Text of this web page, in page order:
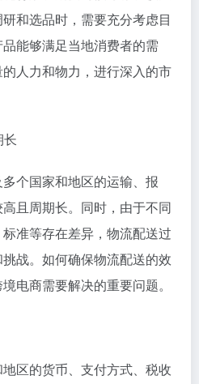
和选品时，需要充分考虑目
能够满足当地消费者的需
人力和物力，进行深入的市
长
个国家和地区的运输、报
且周期长。同时，由于不同
准等存在差异，物流配送过
战。如何确保物流配送的效
电商需要解决的重要问题。
区的货币、支付方式、税收